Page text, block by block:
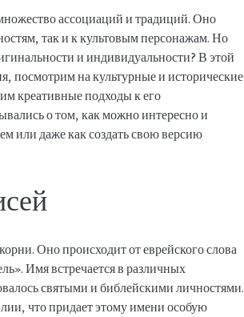
ассоциаций и традиций. Оно
так и к культовым персонажам. Но
и индивидуальности? В этой
посмотрим на культурные и исторические
креативные подходы к его
о том, как можно интересно и
или даже как создать свою версию
Оно происходит от еврейского слова
Имя встречается в различных
святыми и библейскими личностями.
что придает этому имени особую